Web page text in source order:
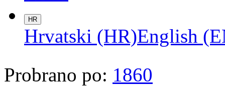
HR
Hrvatski (HR)English
Probrano po: 1860